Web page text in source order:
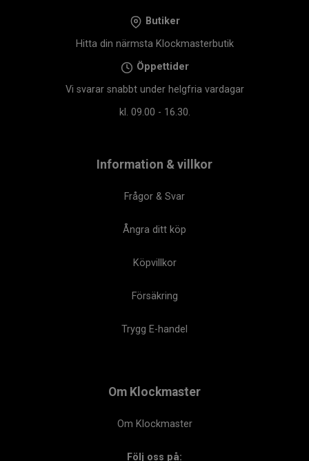
Butiker
Hitta din närmsta Klockmasterbutik
Öppettider
Vi svarar snabbt under helgfria vardagar
kl. 09.00 - 16.30.
Information & villkor
Frågor & Svar
Ångra ditt köp
Köpvillkor
Försäkring
Trygg E-handel
Om Klockmaster
Om Klockmaster
Följ oss på: